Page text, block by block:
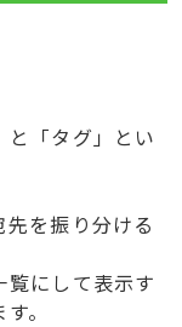
「タグ」とい
先を振り分ける
にして表示す
。